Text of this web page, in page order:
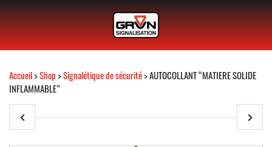
Accueil>Shop>Signalétique de sécurité> AUTOCOLLANT “MATIERE SOLIDE
INFLAMMABLE”